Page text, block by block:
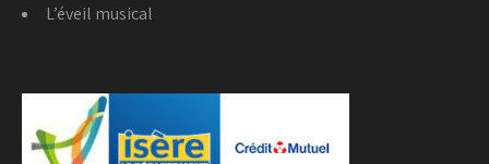
L’éveil musical